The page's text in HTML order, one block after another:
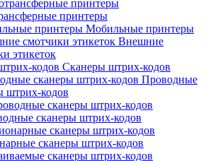
принтеры
Мобильные принтеры
Внешние
этикеток
Сканеры штрих-кодов
Проводные
штрих-кодов
сканеры штрих-кодов
сканеры штрих-кодов